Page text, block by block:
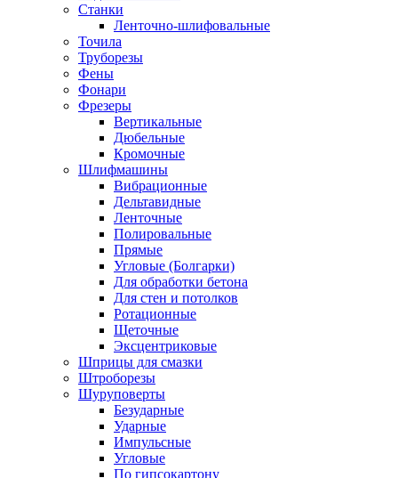
Станки
Ленточно-шлифовальные
Точила
Труборезы
Фены
Фонари
Фрезеры
Вертикальные
Дюбельные
Кромочные
Шлифмашины
Вибрационные
Дельтавидные
Ленточные
Полировальные
Прямые
Угловые (Болгарки)
Для обработки бетона
Для стен и потолков
Ротационные
Щеточные
Эксцентриковые
Шприцы для смазки
Штроборезы
Шуруповерты
Безударные
Ударные
Импульсные
Угловые
По гипсокартону